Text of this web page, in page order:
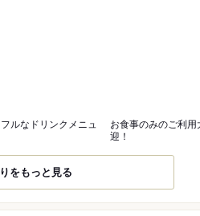
ルなドリンクメニュ
お食事のみのご利用
迎！
をもっと見る